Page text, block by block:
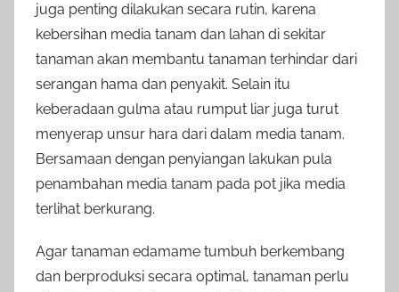
juga penting dilakukan secara rutin, karena
kebersihan media tanam dan lahan di sekitar
tanaman akan membantu tanaman terhindar dari
serangan hama dan penyakit. Selain itu
keberadaan gulma atau rumput liar juga turut
menyerap unsur hara dari dalam media tanam.
Bersamaan dengan penyiangan lakukan pula
penambahan media tanam pada pot jika media
terlihat berkurang.
Agar tanaman edamame tumbuh berkembang
dan berproduksi secara optimal, tanaman perlu